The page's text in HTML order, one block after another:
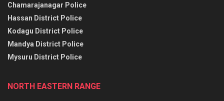
Chamarajanagar Police
Hassan District Police
Kodagu District Police
Mandya District Police
Mysuru District Police
NORTH EASTERN RANGE